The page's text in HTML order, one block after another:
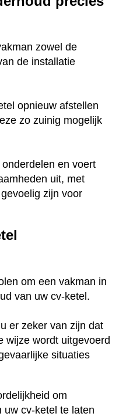
zowel de
de installatie
opnieuw afstellen
zo zuinig mogelijk
en voert
uit, met
zijn voor
om een vakman in
van uw cv-ketel.
er zeker van zijn dat
wijze wordt uitgevoerd
situaties
om
uw cv-ketel te laten